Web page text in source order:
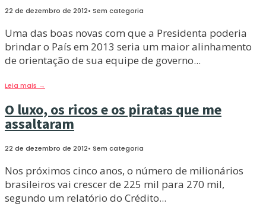
22 de dezembro de 2012• Sem categoria
Uma das boas novas com que a Presidenta poderia
brindar o País em 2013 seria um maior alinhamento
de orientação de sua equipe de governo...
Leia mais →
O luxo, os ricos e os piratas que me
assaltaram
22 de dezembro de 2012• Sem categoria
Nos próximos cinco anos, o número de milionários
brasileiros vai crescer de 225 mil para 270 mil,
segundo um relatório do Crédito...